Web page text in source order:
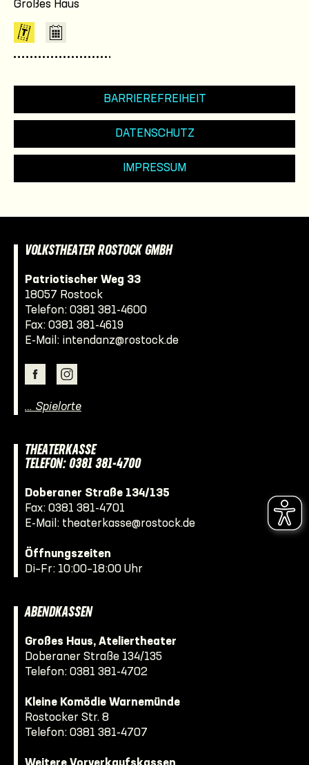
Großes Haus
BARRIEREFREIHEIT
DATENSCHUTZ
IMPRESSUM
VOLKSTHEATER ROSTOCK GMBH
Patriotischer Weg 33
18057 Rostock
Telefon: 0381 381-4600
Fax: 0381 381-4619
E-Mail: intendanz@rostock.de
… Spielorte
THEATERKASSE
TELEFON: 0381 381-4700
Doberaner Straße 134/135
Fax: 0381 381-4701
E-Mail: theaterkasse@rostock.de
Öffnungszeiten
Di–Fr: 10:00–18:00 Uhr
ABENDKASSEN
Großes Haus, Ateliertheater
Doberaner Straße 134/135
Telefon: 0381 381-4702
Kleine Komödie Warnemünde
Rostocker Str. 8
Telefon: 0381 381-4707